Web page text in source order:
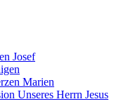
Josef
Marien
Unseres Herrn Jesus